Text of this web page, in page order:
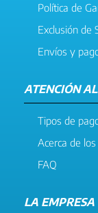
Política de
Exclusión de
Envíos y
ATENCIÓN
Tipos de
Acerca de
FAQ
LA EMPRESA